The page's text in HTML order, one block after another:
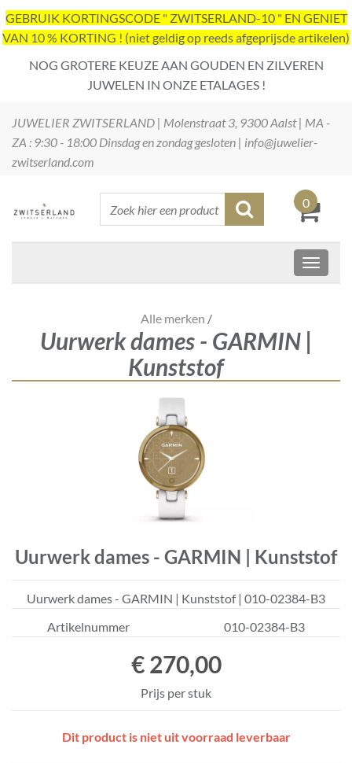
GEBRUIK KORTINGSCODE " ZWITSERLAND-10 " EN GENIET
VAN 10 % KORTING ! (niet geldig op reeds afgeprijsde artikelen)
NOG GROTERE KEUZE AAN GOUDEN EN ZILVEREN
JUWELEN IN ONZE ETALAGES !
JUWELIER ZWITSERLAND | Molenstraat 3, 9300 Aalst | MA -
ZA : 9:30 - 18:00 Dinsdag en zondag gesloten | info@juwelier-
zwitserland.com
0
Alle merken /
Uurwerk dames - GARMIN |
Kunststof
Uurwerk dames - GARMIN | Kunststof
Uurwerk dames - GARMIN | Kunststof | 010-02384-B3
Artikelnummer
010-02384-B3
€ 270,00
Prijs per stuk
Dit product is niet uit voorraad leverbaar